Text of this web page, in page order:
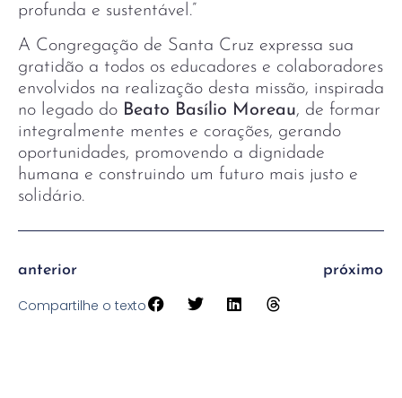
profunda e sustentável.”
A Congregação de Santa Cruz expressa sua
gratidão a todos os educadores e colaboradores
envolvidos na realização desta missão, inspirada
no legado do Beato Basílio Moreau, de formar
integralmente mentes e corações, gerando
oportunidades, promovendo a dignidade
humana e construindo um futuro mais justo e
solidário.
anterior próximo
Compartilhe o texto